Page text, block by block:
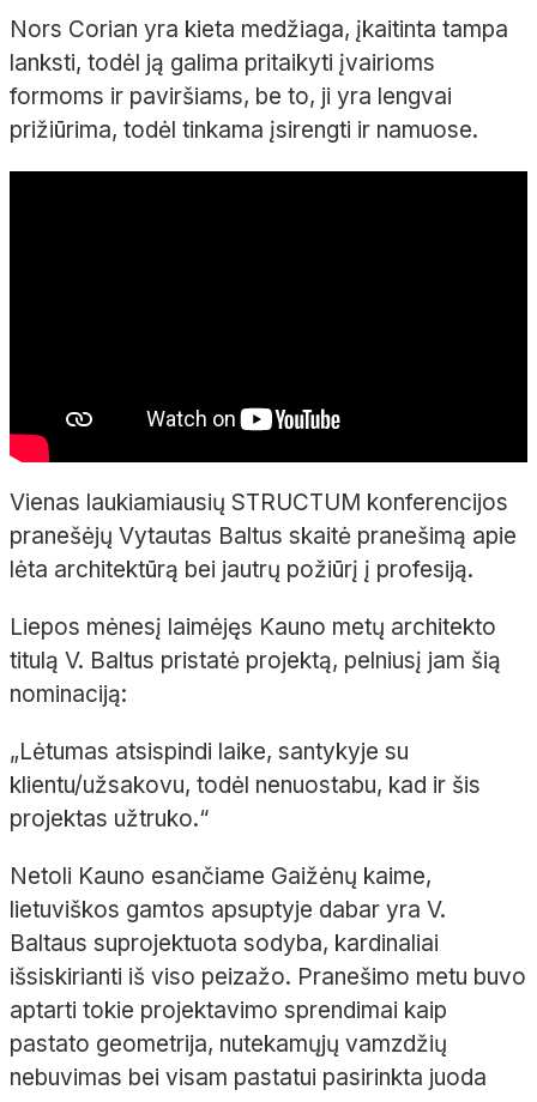
Nors Corian yra kieta medžiaga, įkaitinta tampa
lanksti, todėl ją galima pritaikyti įvairioms
formoms ir paviršiams, be to, ji yra lengvai
prižiūrima, todėl tinkama įsirengti ir namuose.
Vienas laukiamiausių STRUCTUM konferencijos
pranešėjų Vytautas Baltus skaitė pranešimą apie
lėta architektūrą bei jautrų požiūrį į profesiją.
Liepos mėnesį laimėjęs Kauno metų architekto
titulą V. Baltus pristatė projektą, pelniusį jam šią
nominaciją:
„Lėtumas atsispindi laike, santykyje su
klientu/užsakovu, todėl nenuostabu, kad ir šis
projektas užtruko.“
Netoli Kauno esančiame Gaižėnų kaime,
lietuviškos gamtos apsuptyje dabar yra V.
Baltaus suprojektuota sodyba, kardinaliai
išsiskirianti iš viso peizažo. Pranešimo metu buvo
aptarti tokie projektavimo sprendimai kaip
pastato geometrija, nutekamųjų vamzdžių
nebuvimas bei visam pastatui pasirinkta juoda